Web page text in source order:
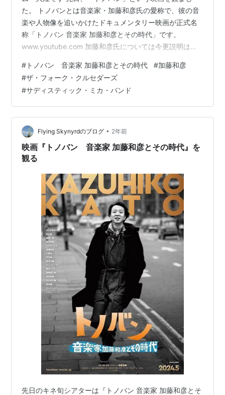
た。 トノバンとは音楽家・加藤和彦氏の愛称で、彼の音
楽や人物像を追いかけたドキュメンタリー映画が正式名
称「トノバン 音楽家 加藤和彦とその時代」です。
www.youtube.com 加藤和彦氏については今更説明は不
ザ・フォーク・クルセダーズ(以下フォークル)を結成。メ
ンバーには北山修氏、はしだのりひこ氏などがいまし
た。1967年に自主制作アルバム「ハレンチ」を発表。ア
ルバムの中の曲「帰って来たヨッパライ」が奇抜なアイ
ディアとサウンドから話題となり、日本初のミリオンヒ
ット(オリコン調査開始後初)…
# トノバン 音楽家 加藤和彦とその時代 #加藤和彦
#ザ・フォーク・クルセダーズ
#サディスティック・ミカ・バンド
Flying Skynyrdのブログ • 2年前
映画『トノバン 音楽家 加藤和彦とその時代』を
観る
先日のキネ旬シアターは『トノバン 音楽家 加藤和彦とそ